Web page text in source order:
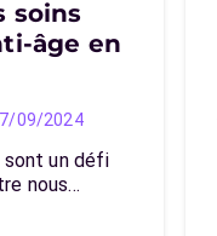
soins
âge en
09/2024
sont un défi
nous…